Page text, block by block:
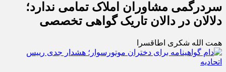
سردرگمی مشاوران املاک تمامی ندارد؛
دلالان در دالان تاریک گواهی تخصصی
همت الله شکری اطاقسرا